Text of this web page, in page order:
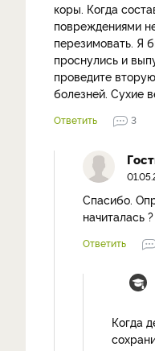
коры. Когда
повреждениями
перезимовать. Я
проснулись и
проведите
болезней. Сухие
Ответить 3
Спасибо.
начиталась ?
Ответить
Когда